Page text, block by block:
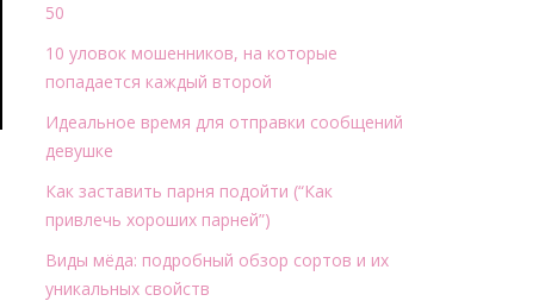
50
10 уловок мошенников, на которые
попадается каждый второй
Идеальное время для отправки сообщений
девушке
Как заставить парня подойти (“Как
привлечь хороших парней”)
Виды мёда: подробный обзор сортов и их
уникальных свойств